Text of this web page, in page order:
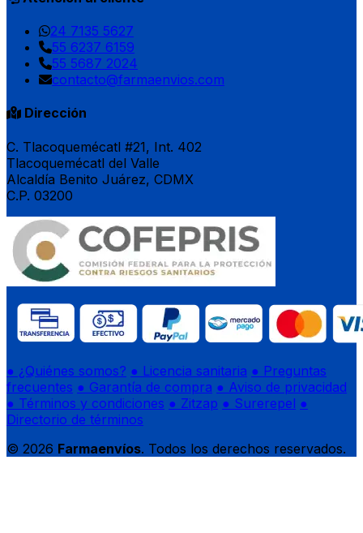
24 7135 5627
55 6237 6159
55 5687 2024
contacto@farmaenvios.com
Dirección
C. Tlacoquemécatl #21, Int. 402
Tlacoquemécatl del Valle
Alcaldía Benito Juárez, CDMX
C.P. 03200
● ¿Quiénes somos? ● Licencia sanitaria ● Preguntas
frecuentes ● Garantía de compra ● Aviso de privacidad
● Términos y condiciones ● Zitzap ● Surerepel ●
Directorio de términos
© 2026 Farmaenvíos. Todos los derechos reservados.